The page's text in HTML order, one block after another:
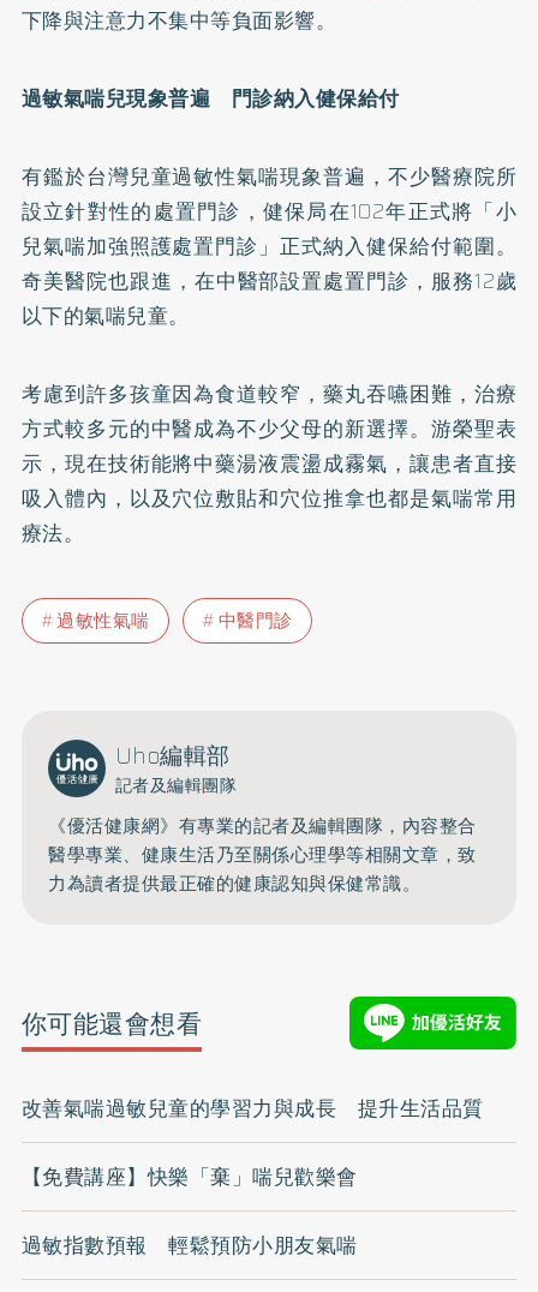
下降與注意力不集中等負面影響。
過敏氣喘兒現象普遍 門診納入健保給付
有鑑於台灣兒童過敏性氣喘現象普遍，不少醫療院所
設立針對性的處置門診，健保局在102年正式將「小
兒氣喘加強照護處置門診」正式納入健保給付範圍。
奇美醫院也跟進，在中醫部設置處置門診，服務12歲
以下的氣喘兒童。
考慮到許多孩童因為食道較窄，藥丸吞嚥困難，治療
方式較多元的中醫成為不少父母的新選擇。游榮聖表
示，現在技術能將中藥湯液震盪成霧氣，讓患者直接
吸入體內，以及穴位敷貼和穴位推拿也都是氣喘常用
療法。
過敏性氣喘 中醫門診
Uho編輯部
記者及編輯團隊
《優活健康網》有專業的記者及編輯團隊，內容整合
醫學專業、健康生活乃至關係心理學等相關文章，致
力為讀者提供最正確的健康認知與保健常識。
你可能還會想看
改善氣喘過敏兒童的學習力與成長 提升生活品質
【免費講座】快樂「棄」喘兒歡樂會
過敏指數預報 輕鬆預防小朋友氣喘